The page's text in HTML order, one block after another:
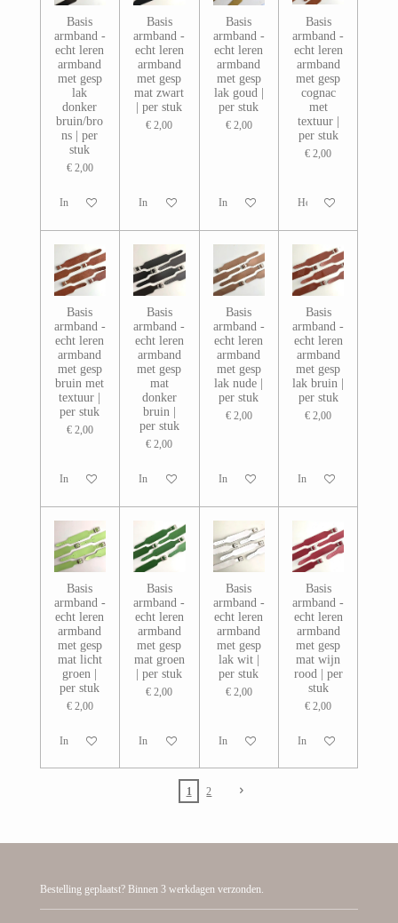
Basis
armband -
echt leren
armband
met gesp
lak
donker
bruin/bro
ns | per
stuk
€ 2,00
In winkelwagen
Basis
armband -
echt leren
armband
met gesp
mat zwart
| per stuk
€ 2,00
In winkelwagen
Basis
armband -
echt leren
armband
met gesp
lak goud |
per stuk
€ 2,00
In winkelwagen
Basis
armband -
echt leren
armband
met gesp
cognac
met
textuur |
per stuk
€ 2,00
Houd mij op de hoogte
Basis
armband -
echt leren
armband
met gesp
bruin met
textuur |
per stuk
€ 2,00
In winkelwagen
Basis
armband -
echt leren
armband
met gesp
mat
donker
bruin |
per stuk
€ 2,00
In winkelwagen
Basis
armband -
echt leren
armband
met gesp
lak nude |
per stuk
€ 2,00
In winkelwagen
Basis
armband -
echt leren
armband
met gesp
lak bruin |
per stuk
€ 2,00
In winkelwagen
Basis
armband -
echt leren
armband
met gesp
mat licht
groen |
per stuk
€ 2,00
In winkelwagen
Basis
armband -
echt leren
armband
met gesp
mat groen
| per stuk
€ 2,00
In winkelwagen
Basis
armband -
echt leren
armband
met gesp
lak wit |
per stuk
€ 2,00
In winkelwagen
Basis
armband -
echt leren
armband
met gesp
mat wijn
rood | per
stuk
€ 2,00
In winkelwagen
1 2
Bestelling geplaatst? Binnen 3 werkdagen verzonden.